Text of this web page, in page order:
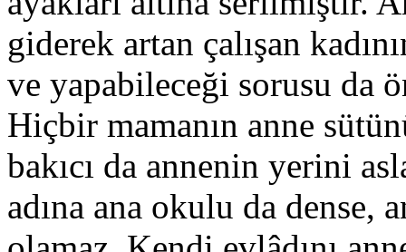
giderek artan çalışan
ve yapabileceği sorusu da
Hiçbir mamanın anne
bakıcı da annenin yerini
adına ana okulu da dense,